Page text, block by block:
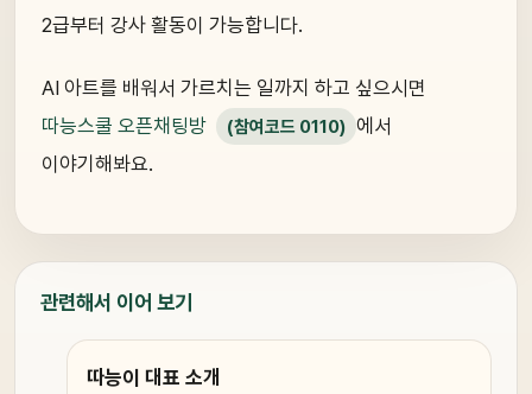
2급부터 강사 활동이 가능합니다.
AI 아트를 배워서 가르치는 일까지 하고 싶으시면
따능스쿨 오픈채팅방
(참여코드 0110) 에서
이야기해봐요.
관련해서 이어 보기
따능이 대표 소개